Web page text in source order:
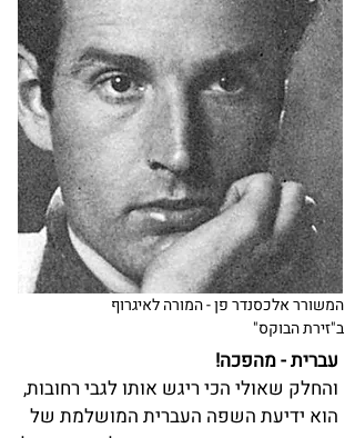
המשורר אלכסנדר פן - המורה לאיגרוף
ב"זירת הבוקס"
עברית - מהפכה!
והחלק שאולי הכי ריגש אותו לגבי רחובות,
הוא ידיעת השפה העברית המושלמת של